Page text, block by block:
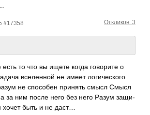
#17358 Откликов: 3
то что вы ищете когда гово­рите о
всел­енной не имеет логи­ческ­ого
не спос­обен принять смысл Смысл
за ним после него без него Разум защи­
хочет быть и не даст…